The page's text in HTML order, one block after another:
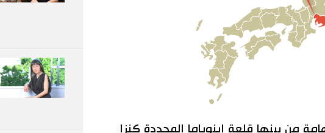
من بينها قلعة إينوياما المحددة كنزا